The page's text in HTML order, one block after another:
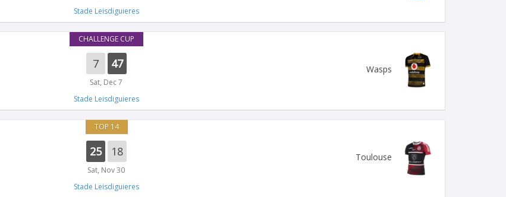
Stade Leisdiguieres
CHALLENGE CUP
7 47
Sat, Dec 7
Wasps
Stade Leisdiguieres
TOP 14
25 18
Sat, Nov 30
Toulouse
Stade Leisdiguieres